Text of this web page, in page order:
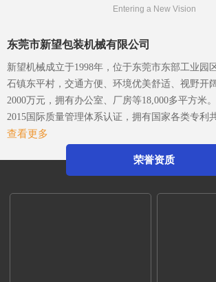
Entering a New Vision
东莞市新望包装机械有限公司
新望机械成立于1998年，位于东莞市东部工业
石镇东平村，交通方便、环境优美舒适、视野开
2000万元，拥有办公室、厂房等18,000多平方米。
2015国际质量管理体系认证，拥有国家各类专利
企石镇工商联副会长单位、东莞市企石镇文学艺
位、东莞市环保包装行业协会副会长单位、东莞
第二届会长单位、广东省包装技术协会常务理事
查看更多
荣誉资质